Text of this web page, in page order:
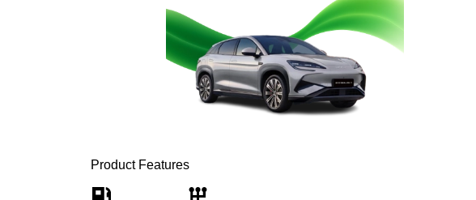
Product Features